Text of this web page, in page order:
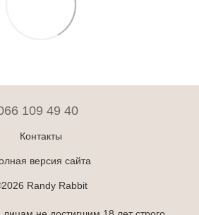
109 49 40
Контакты
версия сайта
Randy Rabbit